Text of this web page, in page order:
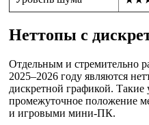
Неттопы с
Отдельным и стремительно
2025–2026 году являются
дискретной графикой. Такие
промежуточное положение
и игровыми мини-ПК.